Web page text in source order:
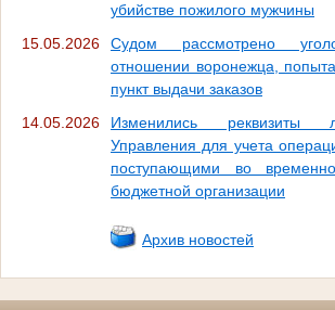
убийстве пожилого мужчины
15.05.2026
Судом рассмотрено
отношении воронежца,
пункт выдачи заказов
14.05.2026
Изменились реквизиты
Управления для учета
поступающими во
бюджетной организации
Архив новостей